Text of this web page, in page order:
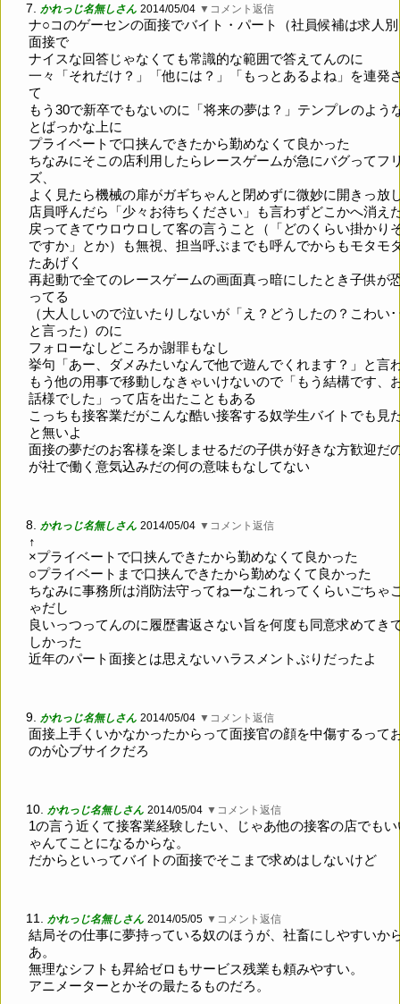
7. かれっじ名無しさん 2014/05/04 ▼コメント返信
ナ○コのゲーセンの面接でバイト・パート（社員候補は求人
面接で
ナイスな回答じゃなくても常識的な範囲で答えてんのに
一々「それだけ？」「他には？」「もっとあるよね」を連発
て
もう30で新卒でもないのに「将来の夢は？」テンプレのよう
とばっかな上に
プライベートで口挟んできたから勤めなくて良かった
ちなみにそこの店利用したらレースゲームが急にバグってフ
ズ、
よく見たら機械の扉がガギちゃんと閉めずに微妙に開きっ放
店員呼んだら「少々お待ちください」も言わずどこかへ消え
戻ってきてウロウロして客の言うこと（「どのくらい掛かり
ですか」とか）も無視、担当呼ぶまでも呼んでからもモタモ
たあげく
再起動で全てのレースゲームの画面真っ暗にしたとき子供が
ってる
（大人しいので泣いたりしないが「え？どうしたの？こわい
と言った）のに
フォローなしどころか謝罪もなし
挙句「あー、ダメみたいなんで他で遊んでくれます？」と言
もう他の用事で移動しなきゃいけないので「もう結構です、
話様でした」って店を出たこともある
こっちも接客業だがこんな酷い接客する奴学生バイトでも見
と無いよ
面接の夢だのお客様を楽しませるだの子供が好きな方歓迎だ
が社で働く意気込みだの何の意味もなしてない
8. かれっじ名無しさん 2014/05/04 ▼コメント返信
↑
×プライベートで口挟んできたから勤めなくて良かった
○プライベートまで口挟んできたから勤めなくて良かった
ちなみに事務所は消防法守ってねーなこれってくらいごちゃ
ゃだし
良いっつってんのに履歴書返さない旨を何度も同意求めてき
しかった
近年のパート面接とは思えないハラスメントぶりだったよ
9. かれっじ名無しさん 2014/05/04 ▼コメント返信
面接上手くいかなかったからって面接官の顔を中傷するって
のが心ブサイクだろ
10. かれっじ名無しさん 2014/05/04 ▼コメント返信
1の言う近くて接客業経験したい、じゃあ他の接客の店でも
ゃんてことになるからな。
だからといってバイトの面接でそこまで求めはしないけど
11. かれっじ名無しさん 2014/05/05 ▼コメント返信
結局その仕事に夢持っている奴のほうが、社畜にしやすいか
あ。
無理なシフトも昇給ゼロもサービス残業も頼みやすい。
アニメーターとかその最たるものだろ。